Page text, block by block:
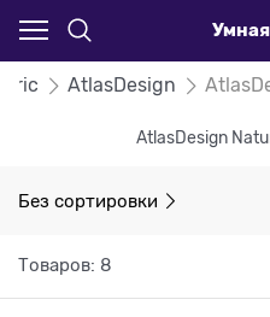
AtlasDesign
AtlasDesign
Без сортировки
Товаров: 8